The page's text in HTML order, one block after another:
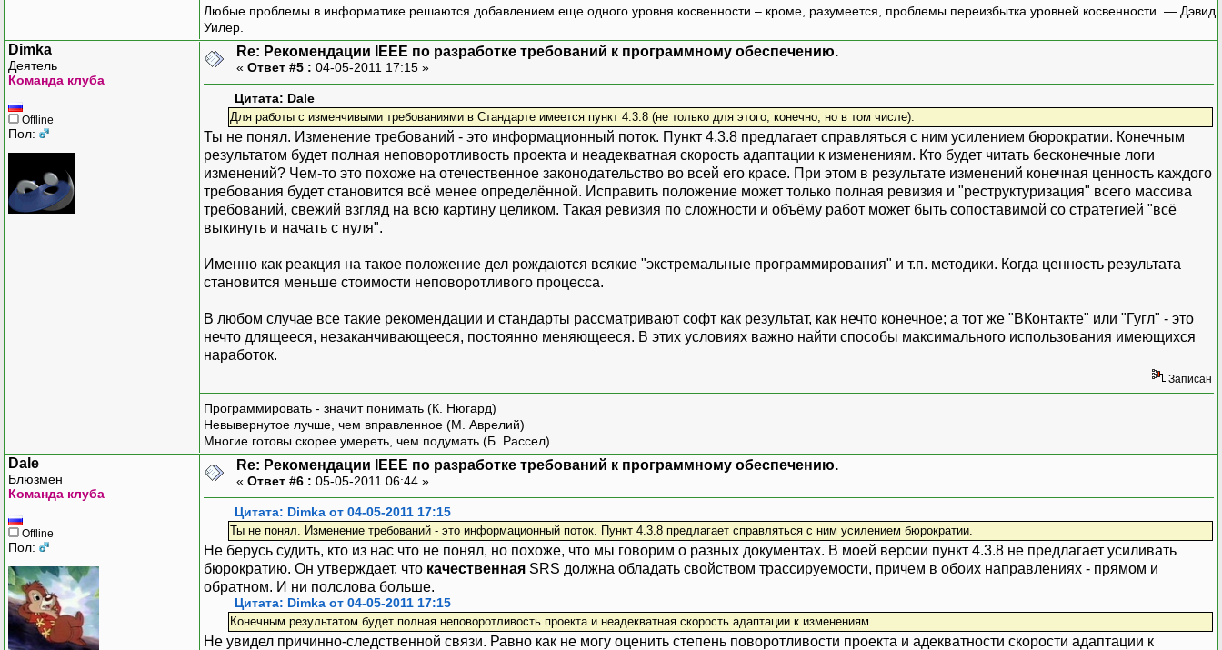
Любые проблемы в информатике решаются добавлением еще одного уровня косвенности – кроме, разумеется, проблемы переизбытка уровней косвенности. — Дэвид
Уилер.
Dimka
Деятель
Команда клуба
Offline
Пол:
Re: Рекомендации IEEE по разработке требований к программному обеспечению.
« Ответ #5 : 04-05-2011 17:15 »
Цитата: Dale
Для работы с изменчивыми требованиями в Стандарте имеется пункт 4.3.8 (не только для этого, конечно, но в том числе).
Ты не понял. Изменение требований - это информационный поток. Пункт 4.3.8 предлагает справляться с ним усилением бюрократии. Конечным
результатом будет полная неповоротливость проекта и неадекватная скорость адаптации к изменениям. Кто будет читать бесконечные логи
изменений? Чем-то это похоже на отечественное законодательство во всей его красе. При этом в результате изменений конечная ценность каждого
требования будет становится всё менее определённой. Исправить положение может только полная ревизия и "реструктуризация" всего массива
требований, свежий взгляд на всю картину целиком. Такая ревизия по сложности и объёму работ может быть сопоставимой со стратегией "всё
выкинуть и начать с нуля".
Именно как реакция на такое положение дел рождаются всякие "экстремальные программирования" и т.п. методики. Когда ценность результата
становится меньше стоимости неповоротливого процесса.
В любом случае все такие рекомендации и стандарты рассматривают софт как результат, как нечто конечное; а тот же "ВКонтакте" или "Гугл" - это
нечто длящееся, незаканчивающееся, постоянно меняющееся. В этих условиях важно найти способы максимального использования имеющихся
наработок.
Записан
Программировать - значит понимать (К. Нюгард)
Невывернутое лучше, чем вправленное (М. Аврелий)
Многие готовы скорее умереть, чем подумать (Б. Рассел)
Dale
Блюзмен
Команда клуба
Offline
Пол:
Re: Рекомендации IEEE по разработке требований к программному обеспечению.
« Ответ #6 : 05-05-2011 06:44 »
Цитата: Dimka от 04-05-2011 17:15
Ты не понял. Изменение требований - это информационный поток. Пункт 4.3.8 предлагает справляться с ним усилением бюрократии.
Не берусь судить, кто из нас что не понял, но похоже, что мы говорим о разных документах. В моей версии пункт 4.3.8 не предлагает усиливать
бюрократию. Он утверждает, что качественная SRS должна обладать свойством трассируемости, причем в обоих направлениях - прямом и
обратном. И ни полслова больше.
Цитата: Dimka от 04-05-2011 17:15
Конечным результатом будет полная неповоротливость проекта и неадекватная скорость адаптации к изменениям.
Не увидел причинно-следственной связи. Равно как не могу оценить степень поворотливости проекта и адекватности скорости адаптации к